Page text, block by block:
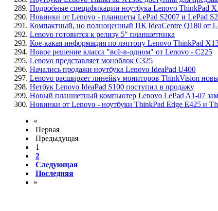
289. Подробные спецификации ноутбука Lenovo ThinkPad
290. Новинки от Lenovo - планшеты LePad S2007 и LePad
291. Компактный, но полноценный ПК IdeaCentre Q180 от
292. Lenovo готовится к релизу 5" планшетника
293. Кое-какая информация по лэптопу Lenovo ThinkPad
294. Новое решение класса "всё-в-одном" от Lenovo - C225
295. Lenovo представляет моноблок C325
296. Начались продажи ноутбука Lenovo IdeaPad U400
297. Lenovo расширяет линейку мониторов ThinkVision
298. Нетбук Lenovo IdeaPad S100 поступил в продажу
299. Новый планшетный компьютер Lenovo LePad A1-07
300. Новинки от Lenovo - ноутбуки ThinkPad Edge E425 и
«
Первая
Предыдущая
1
2
Следующая
Последняя
»